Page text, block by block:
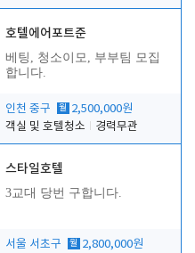
호텔에어포트준
베팅, 청소이모, 부부팀 모집
합니다.
인천 중구 월 2,500,000원
객실 및 호텔청소
경력무관
스타일호텔
3교대 당번 구합니다.
서울 서초구 월 2,800,000원